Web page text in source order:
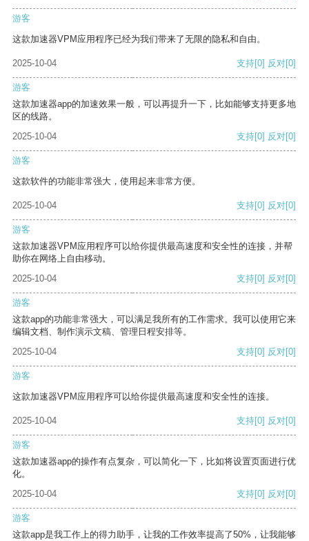
游客
这款加速器VPM应用程序已经为我们带来了无限的隐私和自由。
2025-10-04 支持[0] 反对[0]
游客
这款加速器app的加速效果一般，可以再提升一下，比如能够支持更多地
区的线路。
2025-10-04
支持[0] 反对[0]
游客
这款软件的功能非常强大，使用起来非常方便。
2025-10-04 支持[0] 反对[0]
游客
这款加速器VPM应用程序可以给你提供最高速度和安全性的连接，并帮
助你在网络上自由移动。
2025-10-04
支持[0] 反对[0]
游客
这款app的功能非常强大，可以满足我所有的工作需求。我可以使用它来
编辑文档、制作演示文稿、管理日程安排等。
2025-10-04
支持[0] 反对[0]
游客
这款加速器VPM应用程序可以给你提供最高速度和安全性的连接。
2025-10-04 支持[0] 反对[0]
游客
这款加速器app的操作有点复杂，可以简化一下，比如将设置页面进行优
化。
2025-10-04
支持[0] 反对[0]
游客
这款app是我工作上的得力助手，让我的工作效率提高了50%，让我能够